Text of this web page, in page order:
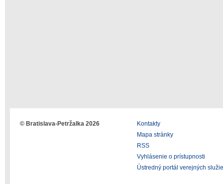
© Bratislava-Petržalka 2026
Kontakty
Mapa stránky
RSS
Vyhlásenie o prístupnosti
Ústredný portál verejných